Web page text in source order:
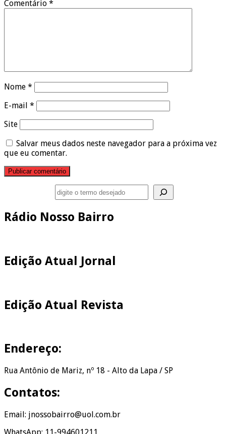
Comentário *
Nome *
E-mail *
Site
Salvar meus dados neste navegador para a próxima vez
que eu comentar.
Rádio Nosso Bairro
Edição Atual Jornal
Edição Atual Revista
Endereço:
Rua Antônio de Mariz, nº 18 - Alto da Lapa / SP
Contatos:
Email: jnossobairro@uol.com.br